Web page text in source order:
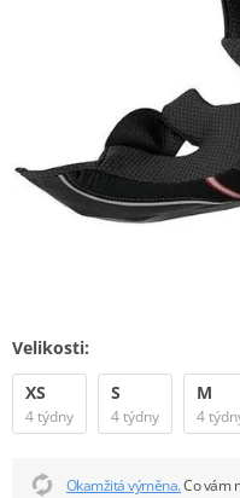
Velikosti:
XS
4 týdny
S
4 týdny
M
4
Okamžitá výměna.Co vám